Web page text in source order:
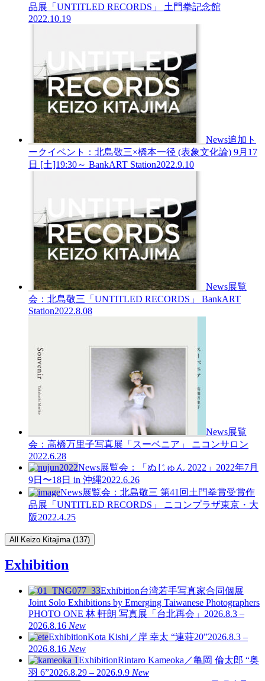
品展「UNTITLED RECORDS」 土門拳記念館
2022.10.19
News追加ト
ークイベント：北島敬三×橋本一径 (表象文化論) 9月17
日 [土]19:30～ BankART Station2022.9.10
News展覧
会：北島敬三「UNTITLED RECORDS」 BankART
Station2022.8.08
News展覧
会：高橋万里子写真展「スーベニア」 ニコンサロン
2022.6.28
News展覧会：「ぬじゅん 2022」2022年7月
9日〜18日 in 沖縄2022.6.26
News展覧会：北島敬三 第41回土門拳賞受賞作
品展「UNTITLED RECORDS」 ニコンプラザ東京・大
阪2022.4.25
All Keizo Kitajima (137)
Exhibition
Exhibition台湾若手写真家合同個展
Joint Solo Exhibitions by Emerging Taiwanese Photographers
PHOTO ONE 林 軒朗 写真展「台北再会」 2026.8.3 –
2026.8.16 New
ExhibitionKota Kishi／岸 幸太 “連荘20”2026.8.3 –
2026.8.16 New
ExhibitionRintaro Kameoka／亀岡 倫太郎 “奥
羽 6”2026.8.29 – 2026.9.9 New